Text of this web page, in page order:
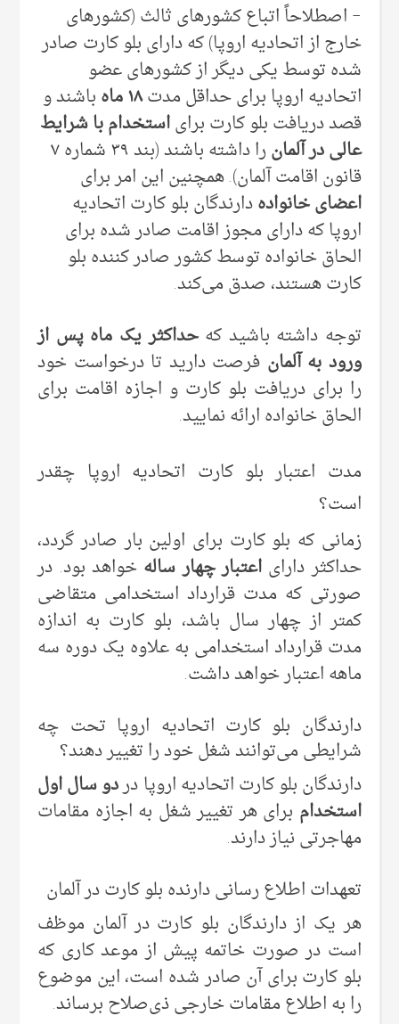
– اصطلاحاً اتباع کشورهای ثالث (کشورهای
خارج از اتحادیه اروپا) که دارای بلو کارت صادر
شده توسط یکی دیگر از کشورهای عضو
اتحادیه اروپا برای حداقل مدت۱۸ ماه
باشند و
قصد دریافت بلو کارت برایاستخدام با شرایط
عالی در آلمان
را داشته باشند (بند ۳۹ شماره ۷
قانون اقامت آلمان). همچنین این امر برای
اعضای خانوادهدارندگان بلو کارت اتحادیه
اروپا که دارای مجوز اقامت صادر شده برای
الحاق خانواده توسط کشور صادر کننده بلو
کارت هستند، صدق می‌کند.
توجه داشته باشید کهحداکثر یک ماه پس از
ورود به آلمان فرصت دارید تا درخواست خود
را برای دریافت بلو کارت و اجازه اقامت برای
الحاق خانواده ارائه نمایید.
مدت اعتبار بلو کارت اتحادیه اروپا چقدر
است؟
زمانی که بلو کارت برای اولین بار صادر ‌گردد،
حداکثر دارایاعتبار چهار ساله خواهد بود. در
صورتی که مدت قرارداد استخدامی متقاضی
کمتر از چهار سال باشد، بلو کارت به اندازه
مدت قرارداد استخدامی به علاوه یک دوره سه
ماهه اعتبار خواهد داشت.
دارندگان بلو کارت اتحادیه اروپا تحت چه
شرایطی می‌توانند شغل خود را تغییر دهند؟
دارندگان بلو کارت اتحادیه اروپا دردو سال اول
استخدام برای هر تغییر شغل به اجازه مقامات
مهاجرتی نیاز دارند.
تعهدات اطلاع رسانی دارنده بلو کارت در آلمان
هر یک از دارندگان بلو کارت در آلمان موظف
است در صورت خاتمه پیش از موعد کاری که
بلو کارت برای آن صادر شده است، این موضوع
را به اطلاع مقامات خارجی ذی‌صلاح برساند.